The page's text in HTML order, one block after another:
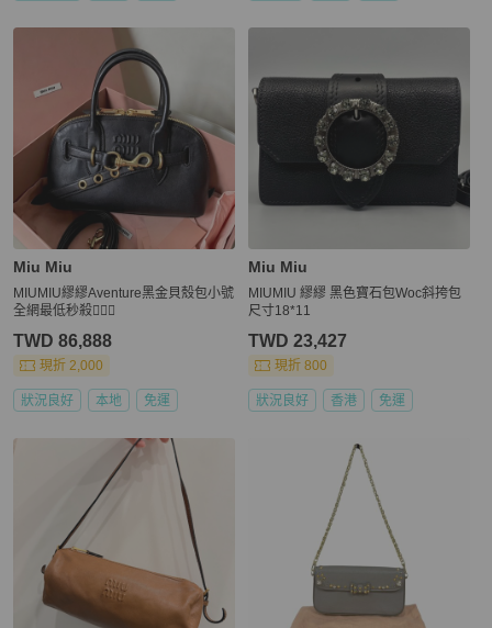
Miu Miu
MIUMIU繆繆Aventure黑金貝殼包小號
全網最低秒殺🧛🏻‍♀️
TWD 86,888
現折 2,000
狀況良好 本地 免運
Miu Miu
MIUMIU 繆繆 黑色寶石包Woc斜挎包
尺寸18*11
TWD 23,427
現折 800
狀況良好 香港 免運